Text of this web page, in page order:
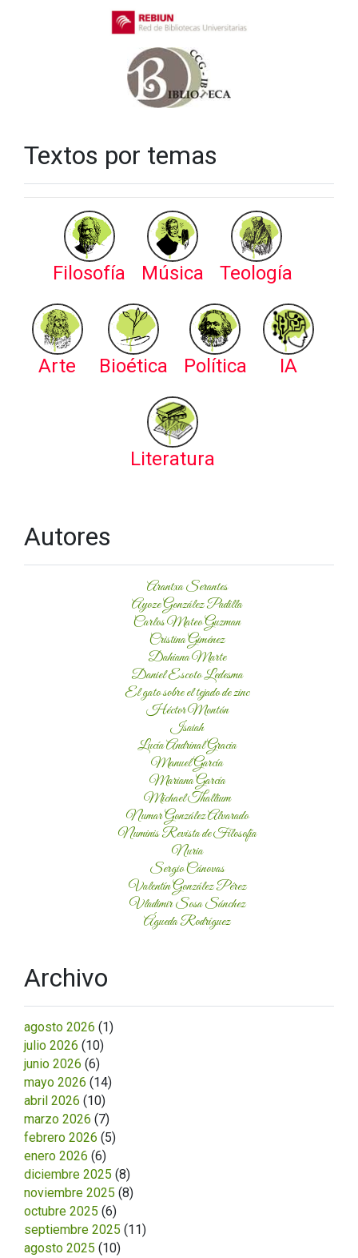
Textos por temas
Filosofía Música Teología
Arte Bioética Política IA
Literatura
Autores
Arantxa Serantes
Ayoze González Padilla
Carlos Mateo Guzman
Cristina Giménez
Dahiana Marte
Daniel Escoto Ledesma
El gato sobre el tejado de zinc
Héctor Montón
Isaiah
Lucía Andrinal Gracia
Manuel García
Mariana García
Michael Thallium
Numar González Alvarado
Numinis Revista de Filosofía
Nuria
Sergio Cánovas
Valentín González Pérez
Vladimir Sosa Sánchez
Águeda Rodríguez
Archivo
agosto 2026 (1)
julio 2026 (10)
junio 2026 (6)
mayo 2026 (14)
abril 2026 (10)
marzo 2026 (7)
febrero 2026 (5)
enero 2026 (6)
diciembre 2025 (8)
noviembre 2025 (8)
octubre 2025 (6)
septiembre 2025 (11)
agosto 2025 (10)